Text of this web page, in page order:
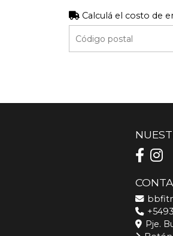
Calculá el costo de
Pje.